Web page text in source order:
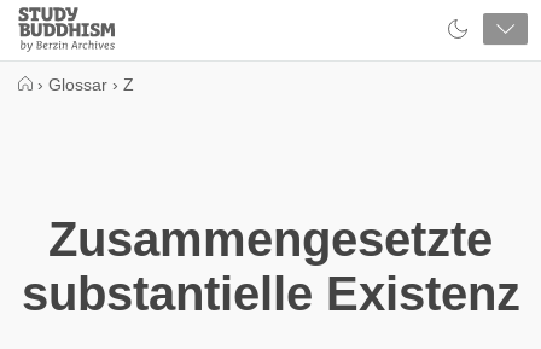
Close
Study
Buddhism
› Glossar › Z
Zusammengesetzte
substantielle Existenz